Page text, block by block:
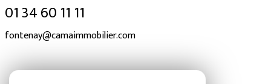
01 34 60 11 11
fontenay@camaimmobilier.com